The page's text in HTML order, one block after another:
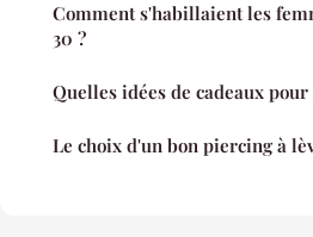
Comment s'habillaient les
30 ?
Quelles idées de cadeaux
Le choix d'un bon piercing à